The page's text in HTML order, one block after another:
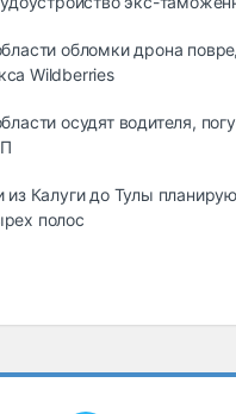
обломки дрона
Wildberries
осудят водителя,
из Калуги до Тулы
полос